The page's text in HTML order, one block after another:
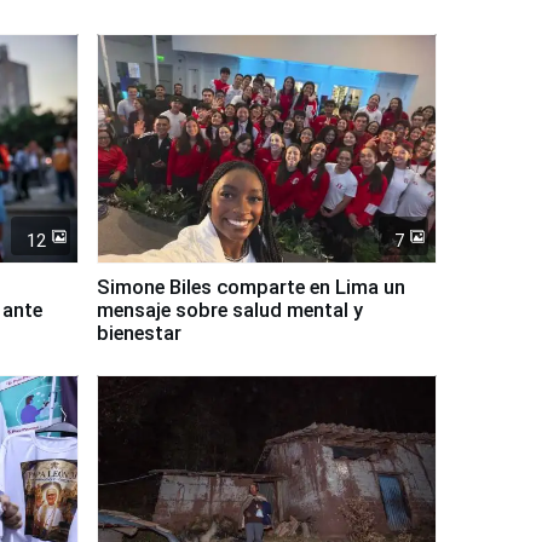
12 7
Simone Biles comparte en Lima un
mensaje sobre salud mental y
bienestar